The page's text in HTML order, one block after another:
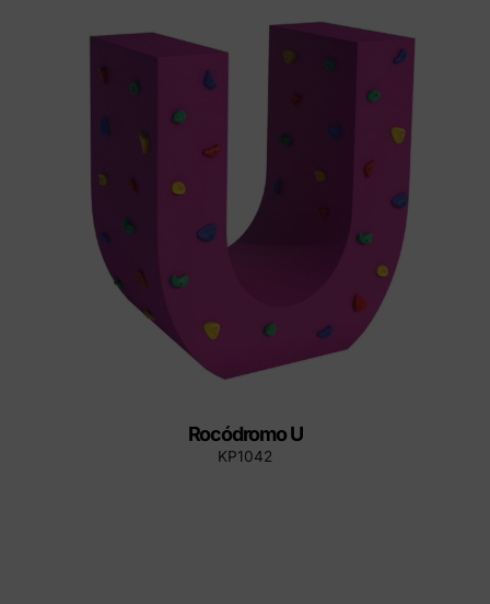
Rocódromo U
KP1042